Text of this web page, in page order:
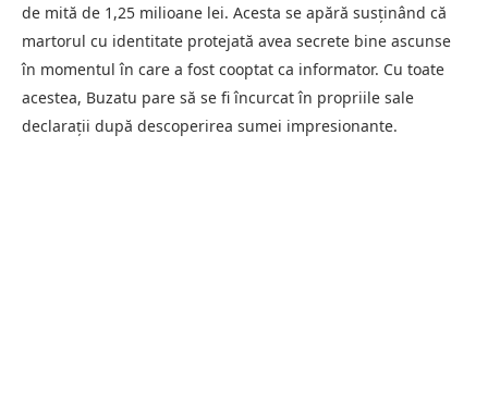
de mită de 1,25 milioane lei. Acesta se apără susținând că
martorul cu identitate protejată avea secrete bine ascunse
în momentul în care a fost cooptat ca informator. Cu toate
acestea, Buzatu pare să se fi încurcat în propriile sale
declarații după descoperirea sumei impresionante.